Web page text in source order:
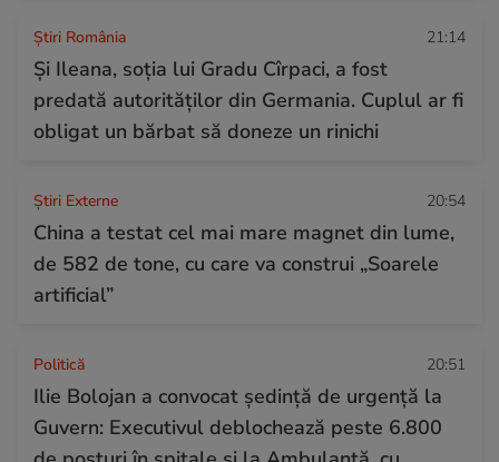
Știri România 21:14
Și Ileana, soţia lui Gradu Cîrpaci, a fost
predată autorităţilor din Germania. Cuplul ar fi
obligat un bărbat să doneze un rinichi
Știri Externe 20:54
China a testat cel mai mare magnet din lume,
de 582 de tone, cu care va construi „Soarele
artificial”
Politică 20:51
Ilie Bolojan a convocat ședință de urgență la
Guvern: Executivul deblochează peste 6.800